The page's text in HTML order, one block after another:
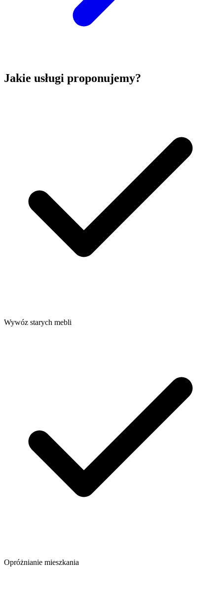
Jakie usługi proponujemy?
Wywóz starych mebli
Opróżnianie mieszkania